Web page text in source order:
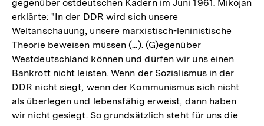
gegenüber ostdeutschen Kadern im Juni 1961. Mikojan
erklärte: "In der DDR wird sich unsere
Weltanschauung, unsere marxistisch-leninistische
Theorie beweisen müssen (...). (G)egenüber
Westdeutschland können und dürfen wir uns einen
Bankrott nicht leisten. Wenn der Sozialismus in der
DDR nicht siegt, wenn der Kommunismus sich nicht
als überlegen und lebensfähig erweist, dann haben
wir nicht gesiegt. So grundsätzlich steht für uns die